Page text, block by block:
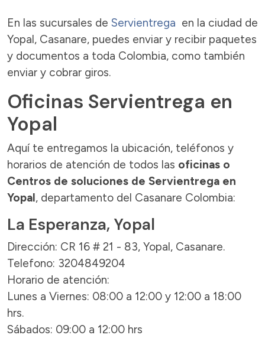
En las sucursales de Servientrega en la ciudad de
Yopal, Casanare, puedes enviar y recibir paquetes
y documentos a toda Colombia, como también
enviar y cobrar giros.
Oficinas Servientrega en
Yopal
Aquí te entregamos la ubicación, teléfonos y
horarios de atención de todos las oficinas o
Centros de soluciones de Servientrega en
Yopal, departamento del Casanare Colombia:
La Esperanza, Yopal
Dirección: CR 16 # 21 - 83, Yopal, Casanare.
Telefono: 3204849204
Horario de atención:
Lunes a Viernes: 08:00 a 12:00 y 12:00 a 18:00
hrs.
Sábados: 09:00 a 12:00 hrs